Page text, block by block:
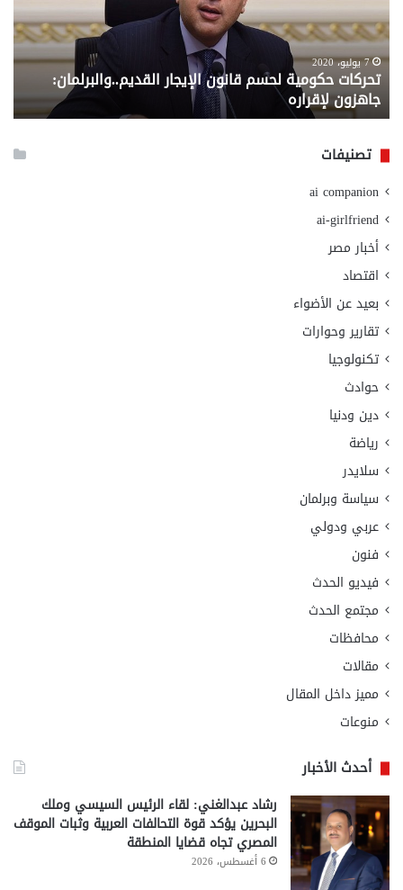
القديم..والبرلمان:
جاهزون
لإقراره
7 يوليو، 2020
تحركات حكومية لحسم قانون الإيجار القديم..والبرلمان:
جاهزون لإقراره
من
تصنيفات
ai companion
ai-girlfriend
أخبار مصر
اقتصاد
بعيد عن الأضواء
تقارير وحوارات
تكنولوجيا
حوادث
دين ودنيا
رياضة
سلايدر
سياسة وبرلمان
عربي ودولي
فنون
فيديو الحدث
مجتمع الحدث
محافظات
مقالات
مميز داخل المقال
منوعات
أحدث الأخبار
رشاد عبدالغني: لقاء الرئيس السيسي وملك
البحرين يؤكد قوة التحالفات العربية وثبات الموقف
المصري تجاه قضايا المنطقة
6 أغسطس، 2026